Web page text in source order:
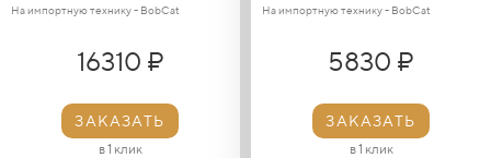
На импортную технику - BobCat
16310 ₽
ЗАКАЗАТЬ
в 1 клик
На импортную технику - BobCat
5830 ₽
ЗАКАЗАТЬ
в 1 клик